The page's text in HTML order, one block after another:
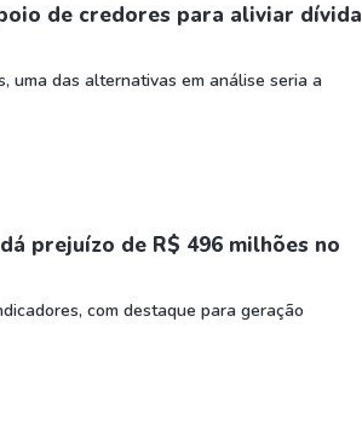
de credores para aliviar dívida
uma das alternativas em análise seria a
prejuízo de R$ 496 milhões no
com destaque para geração